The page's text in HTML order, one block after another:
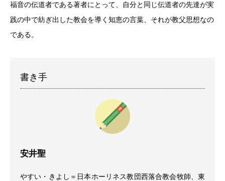
福音の伝道者である著者にとって、自分と同じ伝道者の先達が実
践の中で紡ぎ出した教会を導く知恵の言葉、それが教父思想なの
である。
書き手
安井聖
やすい・きよし＝日本ホーリネス教団西落合教会牧師、東